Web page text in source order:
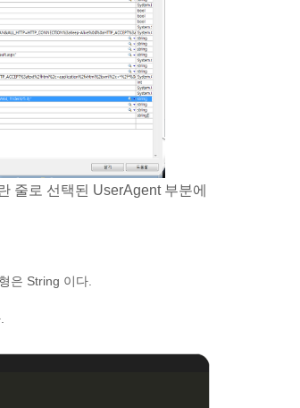
줄로 선택된 UserAgent 부분에
은 String 이다.